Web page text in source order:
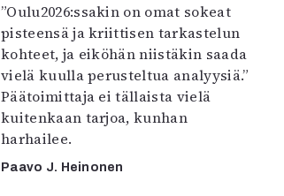
”Oulu2026:ssakin on omat sokeat
pisteensä ja kriittisen tarkastelun
kohteet, ja eiköhän niistäkin saada
vielä kuulla perusteltua analyysiä.”
Päätoimittaja ei tällaista vielä
kuitenkaan tarjoa, kunhan
harhailee.
Paavo J. Heinonen